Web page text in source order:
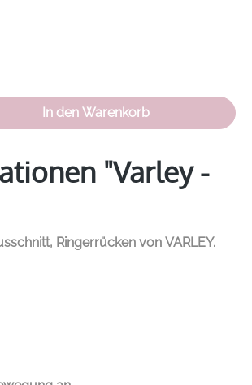
gewünschten Wert
In den Warenkorb
"Varley -
Ringerrücken von VARLEY.